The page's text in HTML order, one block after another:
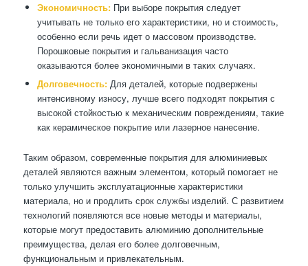
Экономичность:При выборе покрытия следует
учитывать не только его характеристики, но и стоимость,
особенно если речь идет о массовом производстве.
Порошковые покрытия и гальванизация часто
оказываются более экономичными в таких случаях.
Долговечность:Для деталей, которые подвержены
интенсивному износу, лучше всего подходят покрытия с
высокой стойкостью к механическим повреждениям, такие
как керамическое покрытие или лазерное нанесение.
Таким образом, современные покрытия для алюминиевых
деталей являются важным элементом, который помогает не
только улучшить эксплуатационные характеристики
материала, но и продлить срок службы изделий. С развитием
технологий появляются все новые методы и материалы,
которые могут предоставить алюминию дополнительные
преимущества, делая его более долговечным,
функциональным и привлекательным.